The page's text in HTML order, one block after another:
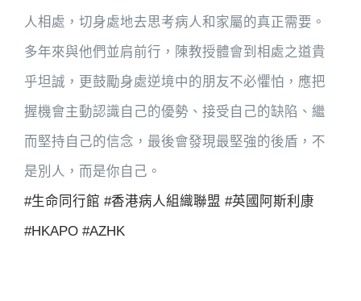
人相處，切身處地去思考病人和家屬的真正需要。
多年來與他們並肩前行，陳教授體會到相處之道貴
乎坦誠，更鼓勵身處逆境中的朋友不必懼怕，應把
握機會主動認識自己的優勢、接受自己的缺陷、繼
而堅持自己的信念，最後會發現最堅強的後盾，不
是別人，而是你自己。
#生命同行館 #香港病人組織聯盟 #英國阿斯利康
#HKAPO #AZHK